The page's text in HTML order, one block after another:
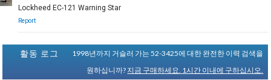
Lockheed EC-121 Warning Star
Report
활동 로그
1998년까지 거슬러 가는 52-3425에 대한 완전한 이력 검색을
원하십니까? 지금 구매하세요. 1시간 이내에 구하십시오.